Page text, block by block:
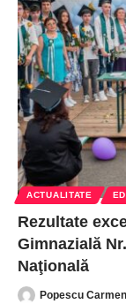
ACTUALITATE
Rezultate
Gimnazială
Naţională
Popescu Carmen